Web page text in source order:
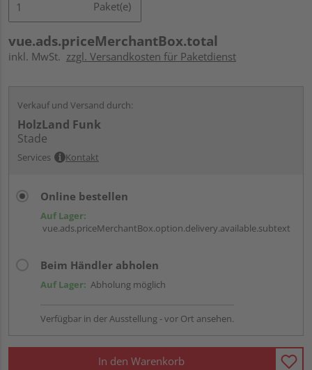
Paket(e)
vue.ads.priceMerchantBox.total
inkl. MwSt. zzgl. Versandkosten für Paketdienst
Verkauf und Versand durch:
HolzLand Funk
Stade
Services Kontakt
Online bestellen
Auf Lager:
vue.ads.priceMerchantBox.option.delivery.available.subtext
Beim Händler abholen
Auf Lager: Abholung möglich
Verfügbar in der Ausstellung - vor Ort ansehen.
In den Warenkorb